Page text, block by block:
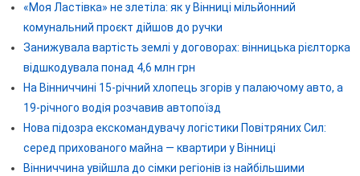
«Моя Ластівка» не злетіла: як у Вінниці мільйонний
комунальний проєкт дійшов до ручки
Занижувала вартість землі у договорах: вінницька рієлторка
відшкодувала понад 4,6 млн грн
На Вінниччині 15-річний хлопець згорів у палаючому авто, а
19-річного водія розчавив автопоїзд
Нова підозра екскомандувачу логістики Повітряних Сил:
серед прихованого майна — квартири у Вінниці
Вінниччина увійшла до сімки регіонів із найбільшими